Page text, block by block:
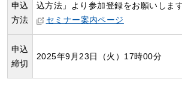
申込
方法
込方法」より参加登録をお願いします
セミナー案内ページ
申込
締切
2025年9月23日（火）17時00分